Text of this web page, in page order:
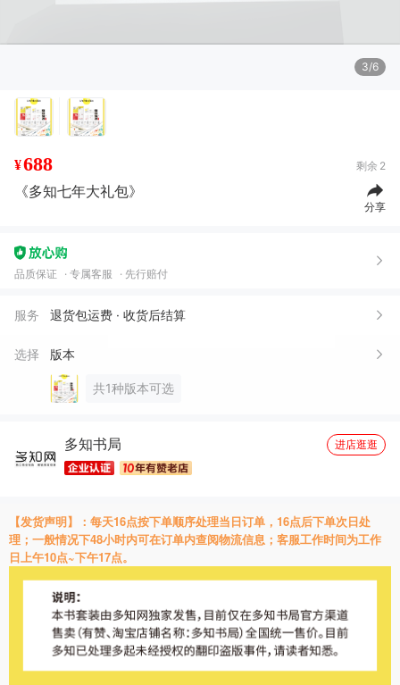
3/6
¥688 剩余 2
《多知七年大礼包》
分享
品质保证 专属客服 先行赔付
服务 退货包运费 · 收货后结算
选择 版本
共1种版本可选
多知书局 进店逛逛
【发货声明】：每天16点按下单顺序处理当日订单， 16点后下单次日处
理；一般情况下48小时内可在订单内查阅物流信息；客服工作时间为工作
日上午10点~下午17点。